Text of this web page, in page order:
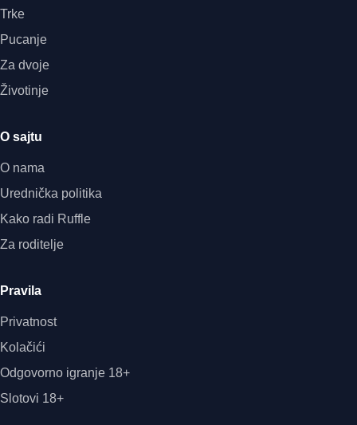
Trke
Pucanje
Za dvoje
Životinje
O sajtu
O nama
Urednička politika
Kako radi Ruffle
Za roditelje
Pravila
Privatnost
Kolačići
Odgovorno igranje 18+
Slotovi 18+